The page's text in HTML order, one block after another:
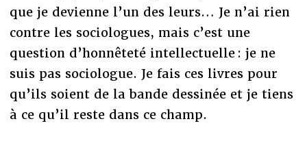
que je devienne l’un des leurs… Je n’ai rien
contre les sociologues, mais c’est une
question d’honnêteté intellectuelle : je ne
suis pas sociologue. Je fais ces livres pour
qu’ils soient de la bande dessinée et je tiens
à ce qu’il reste dans ce champ.